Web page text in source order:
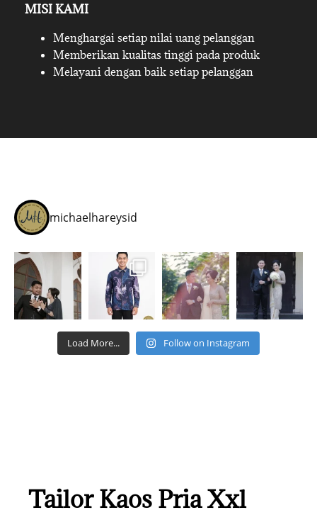
MISI KAMI
Menghargai setiap nilai uang pelanggan
Memberikan kualitas tinggi pada produk
Melayani dengan baik setiap pelanggan
michaelhareysid
Load More... Follow on Instagram
Tailor Kaos Pria Xxl